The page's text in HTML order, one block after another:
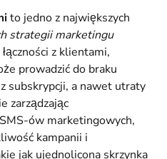
to jedno z największych
strategii marketingu
z klientami,
prowadzić do braku
subskrypcji, a nawet utraty
zarządzając
ów marketingowych,
kampanii i
jak ujednolicona skrzynka